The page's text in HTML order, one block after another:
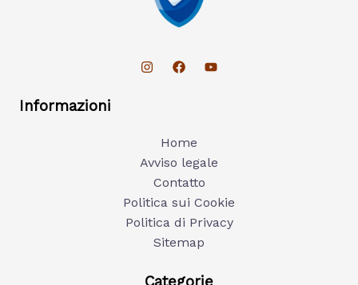
Informazioni
Home
Avviso legale
Contatto
Politica sui Cookie
Politica di Privacy
Sitemap